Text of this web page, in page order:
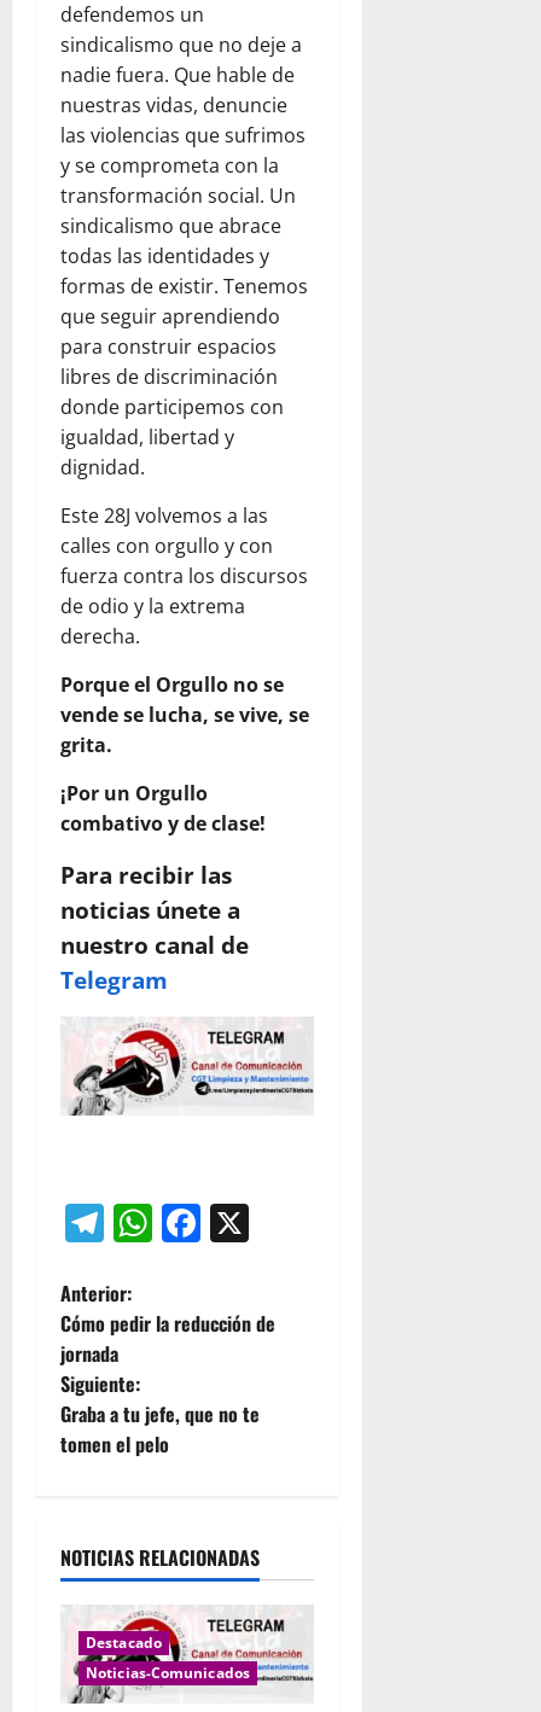
defendemos un
sindicalismo que no deje a
nadie fuera. Que hable de
nuestras vidas, denuncie
las violencias que sufrimos
y se comprometa con la
transformación social. Un
sindicalismo que abrace
todas las identidades y
formas de existir. Tenemos
que seguir aprendiendo
para construir espacios
libres de discriminación
donde participemos con
igualdad, libertad y
dignidad.
Este 28J volvemos a las
calles con orgullo y con
fuerza contra los discursos
de odio y la extrema
derecha.
Porque el Orgullo no se
vende se lucha, se vive, se
grita.
¡Por un Orgullo
combativo y de clase!
Para recibir las
noticias únete a
nuestro canal de
Telegram
Telegram
WhatsApp
Facebook
N
a
v
e
a
c
Anterior:
Cómo pedir la reducción de
jornada
Siguiente:
Graba a tu jefe, que no te
tomen el pelo
NOTICIAS RELACIONADAS
Destacado
Noticias-Comunicados